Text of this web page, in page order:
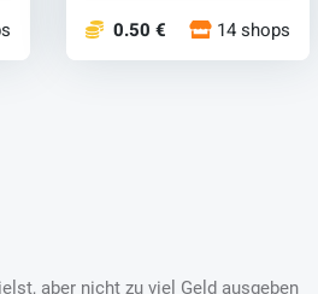
0.50 € 14 shops
aber nicht zu viel Geld ausgeben